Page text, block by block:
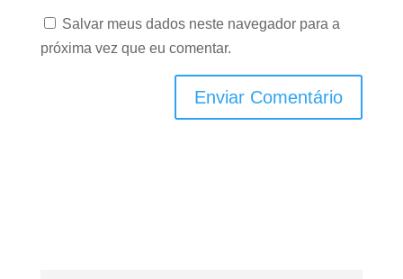
Salvar meus dados neste navegador para a
próxima vez que eu comentar.